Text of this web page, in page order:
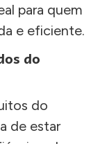
para quem
e eficiente.
do
do
de estar